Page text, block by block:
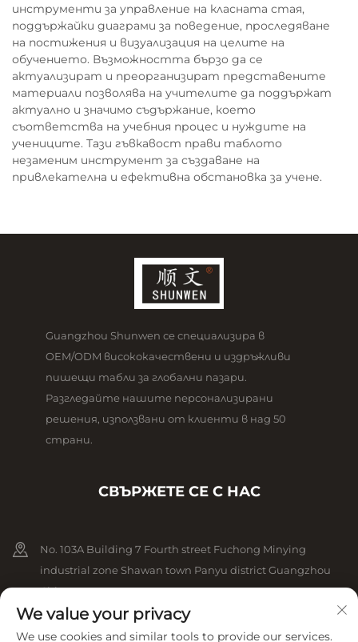
инструменти за управление на класната стая,
поддържайки диаграми за поведение, проследяване
на постижения и визуализация на целите на
обучението. Възможността бързо да се
актуализират и преорганизират представените
материали позволява на учителите да поддържат
актуално и значимо съдържание, което
съответства на учебния процес и нуждите на
учениците. Тази гъвкавост прави таблото
незаменим инструмент за създаване на
привлекателна и ефективна обстановка за учене.
Guangzhou Shunwen се специализира в
OEM/ODM висококачествени и издръжливи
пишещи табли за глобални пазари.
Разгледайте нашите персонализирани
решения, използвани от клиенти в над 50
страни.
СВЪРЖЕТЕ СЕ С НАС
No. 103A Building 7 Fourth street Fuchong Minying
industrial zone Shawan town Panyu district Guangzhou
China
+86-13825079825
We value your privacy
We use cookies and similar tools to provide our services.